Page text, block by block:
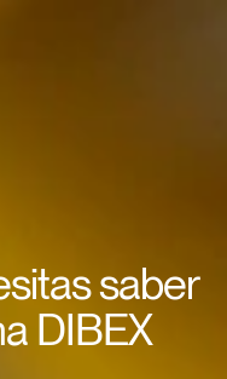
saber
DIBEX